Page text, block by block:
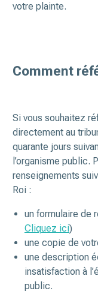
votre plainte.
Comment
Si vous souhaitez
directement au
quarante jours
l’organisme public.
renseignements
Roi :
un formulaire de
Cliquez ici)
une copie de
une description
insatisfaction à
public.